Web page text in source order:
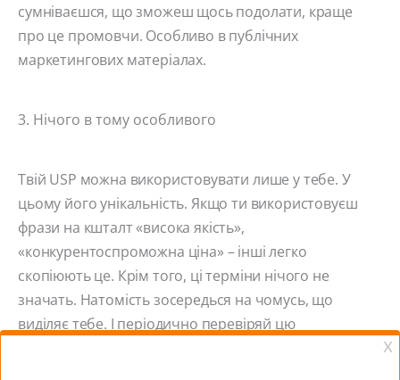
сумніваєшся, що зможеш щось подолати, краще
про це промовчи. Особливо в публічних
маркетингових матеріалах.
3. Нічого в тому особливого
Твій USP можна використовувати лише у тебе. У
цьому його унікальність. Якщо ти використовуєш
фрази на кшталт «висока якість»,
«конкурентоспроможна ціна» – інші легко
скопіюють це. Крім того, ці терміни нічого не
значать. Натомість зосередься на чомусь, що
виділяє тебе. І періодично перевіряй цю